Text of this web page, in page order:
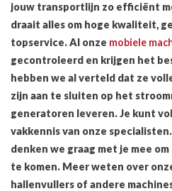
jouw transportlijn zo efficiënt
draait alles om hoge kwaliteit,
topservice. Al onze mobiele
gecontroleerd en krijgen het
hebben we al verteld dat ze
zijn aan te sluiten op het
generatoren leveren. Je kunt
vakkennis van onze
denken we graag met je mee
te komen. Meer weten over
hallenvullers of andere